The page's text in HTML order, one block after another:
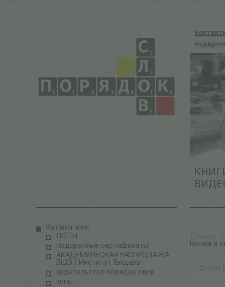
Каталог книг
ЛОТЫ
подарочные сертификаты
АКАДЕМИЧЕСКАЯ РАСПРОДАЖА
ВШЭ / Институт Гайдара
издательство порядок слов
зины
Кошки и